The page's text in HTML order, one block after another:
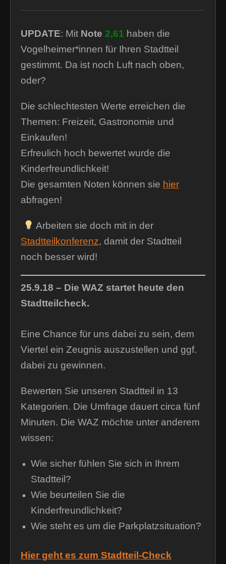
UPDATE: Mit Note 2,61 haben die
Vogelheimer*innen für Ihren Stadtteil
gestimmt. Da ist noch Luft nach oben,
oder?
Die schlechtesten Werte erreichen die
Themen: Freizeit, Gastronomie und
Einkaufen!
Erfreulich hoch bewertet wurde die
Kinderfreundlichkeit!
Die gesamten Noten können sie hier
abfragen!
Arbeiten sie doch mit in der
Stadtteilkonferenz, damit der Stadtteil
noch besser wird!
25.9.18 – Die WAZ startet heute den
Stadtteilcheck.
Eine Chance für uns dabei zu sein, dem
Viertel ein Zeugnis auszustellen und ggf.
dabei zu gewinnen.
Bewerten Sie unseren Stadtteil in 13
Kategorien. Die Umfrage dauert circa fünf
Minuten. Die WAZ möchte unter anderem
wissen:
Wie sicher fühlen Sie sich in Ihrem
Stadtteil?
Wie beurteilen Sie die
Kinderfreundlichkeit?
Wie steht es um die Parkplatzsituation?
Hier geht es zum Stadtteil-Check